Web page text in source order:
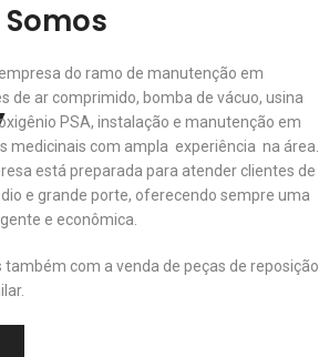
do ramo de manutenção em
de ar comprimido, bomba de vácuo, usina
PSA, instalação e manutenção em
medicinais com ampla experiência na área.
está preparada para atender clientes de
e grande porte, oferecendo sempre uma
e econômica.
também com a venda de peças de reposição